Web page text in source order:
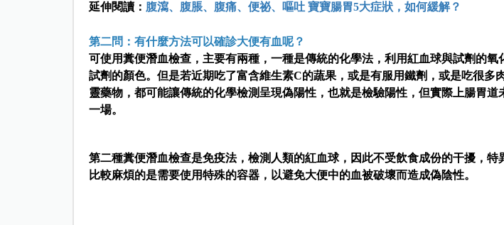
延伸閱讀： 腹瀉、腹脹、腹痛、便祕、嘔吐 寶寶腸胃5大症狀，如何緩解？
第二問：有什麼方法可以確診大便有血呢？
可使用糞便潛血檢查，主要有兩種，一種是傳統的化學法，利用紅血球與試劑的氧
試劑的顏色。但是若近期吃了富含維生素C的蔬果，或是有服用鐵劑，或是吃很多
靈藥物，都可能讓傳統的化學檢測呈現偽陽性，也就是檢驗陽性，但實際上腸胃道
一場。
第二種糞便潛血檢查是免疫法，檢測人類的紅血球，因此不受飲食成份的干擾，特
比較麻煩的是需要使用特殊的容器，以避免大便中的血被破壞而造成偽陰性。